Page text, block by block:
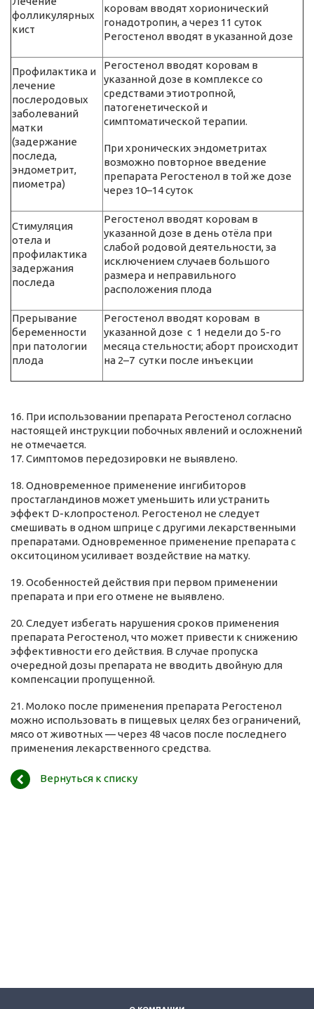
фолликулярных
кист
коровам вводят хорионический
гонадотропин, а через 11 суток
Регостенол вводят в указанной дозе
Профилактика и
лечение
послеродовых
заболеваний
матки
(задержание
последа,
эндометрит,
пиометра)
Регостенол вводят коровам в
указанной дозе в комплексе со
средствами этиотропной,
патогенетической и
симптоматической терапии.
При хронических эндометритах
возможно повторное введение
препарата Регостенол в той же дозе
через 10–14 суток
Стимуляция
отела и
профилактика
задержания
последа
Регостенол вводят коровам в
указанной дозе в день отёла при
слабой родовой деятельности, за
исключением случаев большого
размера и неправильного
расположения плода
Прерывание
беременности
при патологии
плода
Регостенол вводят коровам в
указанной дозе с 1 недели до 5-го
месяца стельности; аборт происходит
на 2–7 сутки после инъекции
16. При использовании препарата Регостенол согласно
настоящей инструкции побочных явлений и осложнений
не отмечается.
17. Симптомов передозировки не выявлено.
18. Одновременное применение ингибиторов
простагландинов может уменьшить или устранить
эффект D-клопростенол. Регостенол не следует
смешивать в одном шприце с другими лекарственными
препаратами. Одновременное применение препарата с
окситоцином усиливает воздействие на матку.
19. Особенностей действия при первом применении
препарата и при его отмене не выявлено.
20. Следует избегать нарушения сроков применения
препарата Регостенол, что может привести к снижению
эффективности его действия. В случае пропуска
очередной дозы препарата не вводить двойную для
компенсации пропущенной.
21. Молоко после применения препарата Регостенол
можно использовать в пищевых целях без ограничений,
мясо от животных — через 48 часов после последнего
применения лекарственного средства.
Вернуться к списку